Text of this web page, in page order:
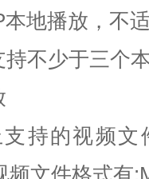
地播放，不
不少于三个
持的视频文
频文件格式有